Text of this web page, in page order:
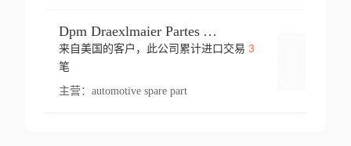
Dpm Draexlmaier Partes Automotrices Corr Ind Huejotzingo
来自美国的客户，此公司累计进口交易 3
笔
主营： automotive spare part